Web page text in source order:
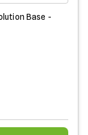
Base -